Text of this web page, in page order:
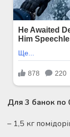
Для 3 банок по
– 1,5 кг